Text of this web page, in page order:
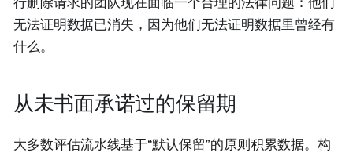
无法证明数据已消失，因为他们无法证明数据里曾经有
什么。
从未书面承诺过的保留期
大多数评估流水线基于“默认保留”的原则积累数据。构